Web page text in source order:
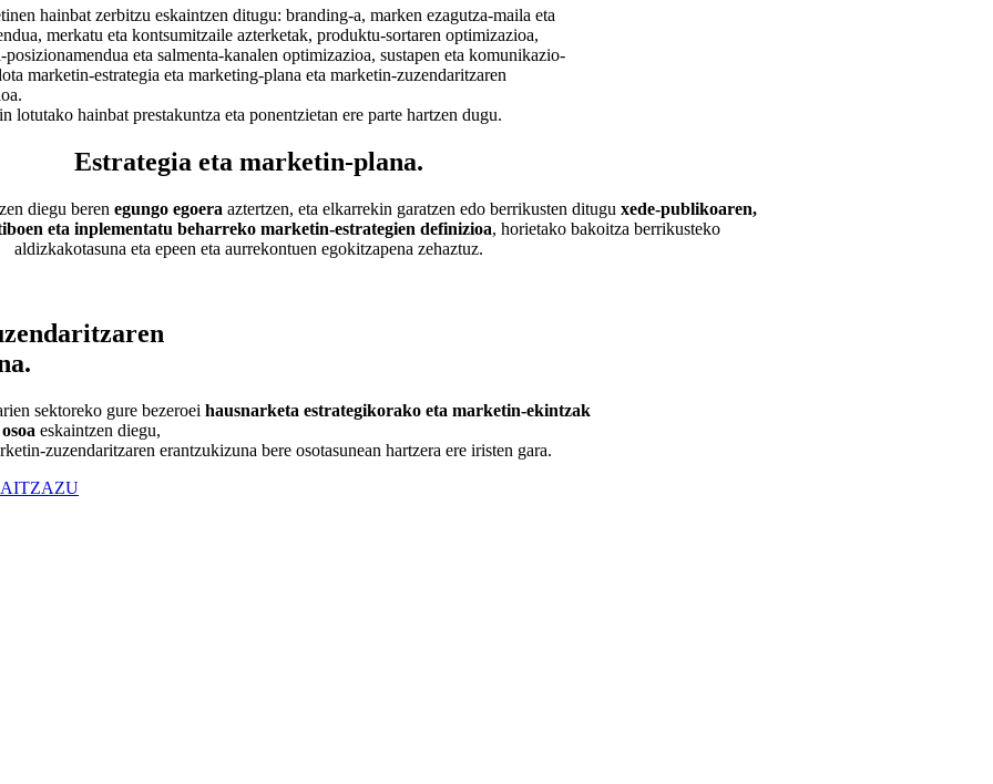
hainbat zerbitzu eskaintzen ditugu: branding-a, marken ezagutza-maila eta
merkatu eta kontsumitzaile azterketak, produktu-sortaren optimizazioa,
posizionamendua eta salmenta-kanalen optimizazioa, sustapen eta komunikazio-
marketin-estrategia eta marketing-plana eta marketin-zuzendaritzaren
lotutako hainbat prestakuntza eta ponentzietan ere parte hartzen dugu.
Estrategia eta marketin-plana.
diegu beren egungo egoera aztertzen, eta elkarrekin garatzen edo berrikusten ditugu xede-publikoaren,
eta inplementatu beharreko marketin-estrategien definizioa, horietako bakoitza berrikusteko
aldizkakotasuna eta epeen eta aurrekontuen egokitzapena zehaztuz.
.
sektoreko gure bezeroei hausnarketa estrategikorako eta marketin-ekintzak
eskaintzen diegu,
zuzendaritzaren erantzukizuna bere osotasunean hartzera ere iristen gara.